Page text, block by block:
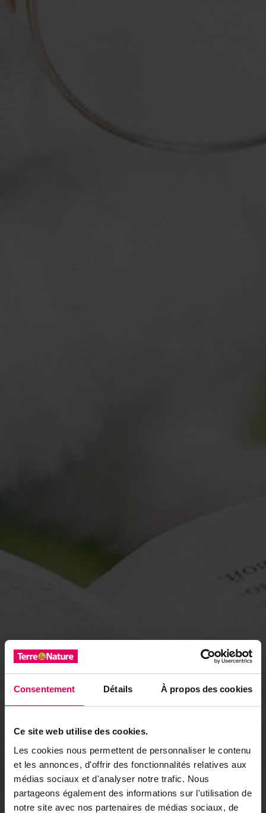
Consentement Détails À propos des cookies
Ce site web utilise des cookies.
Les cookies nous permettent de personnaliser le contenu
et les annonces, d'offrir des fonctionnalités relatives aux
médias sociaux et d'analyser notre trafic. Nous
partageons également des informations sur l'utilisation de
notre site avec nos partenaires de médias sociaux, de